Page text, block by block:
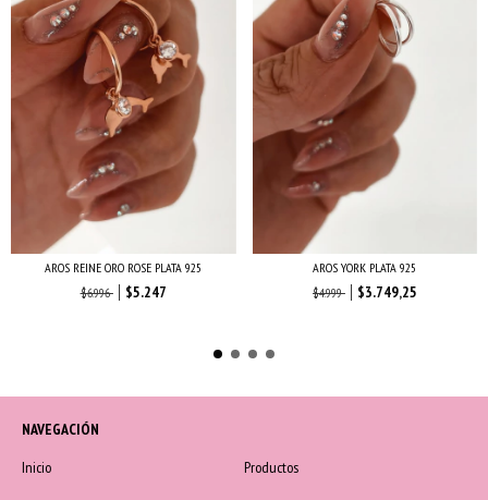
AROS REINE ORO ROSE PLATA 925
$6.996
$5.247
AROS YORK PLATA 925
$4.999
$3.749,25
NAVEGACIÓN
Inicio
Productos